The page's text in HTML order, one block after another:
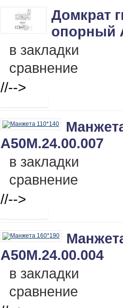
Домкрат
опорный
в закладки
сравнение
//-->
А50М.24.00.007
в закладки
сравнение
//-->
А50М.24.00.004
в закладки
сравнение